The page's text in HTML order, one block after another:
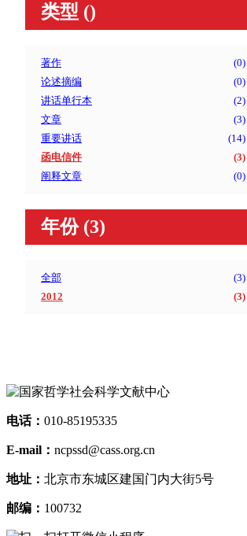
类型 ()
著作 (0)
论述摘编
(0)
讲话单行本
(2)
文章
(3)
重要讲话
(14)
函电信件
(3)
阐释文章
(0)
年份 (3)
全部 (3)
2012
(3)
电话： 010-85195335
E-mail： ncpssd@cass.org.cn
地址： 北京市东城区建国门内大街5号
邮编： 100732